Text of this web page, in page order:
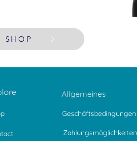
SHOP
Allgemeines
Geschäftsbedingungen
Zahlungsmöglichkeiten